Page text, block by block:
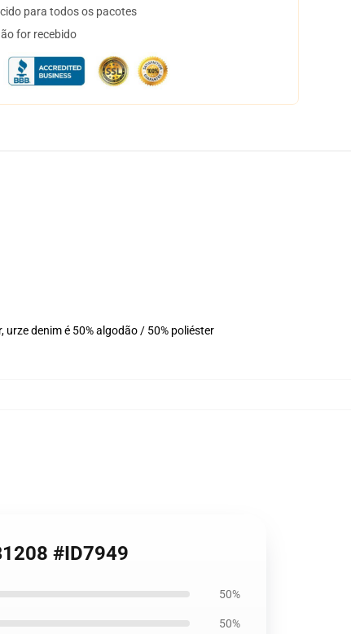
para todos os pacotes
for recebido
denim é 50% algodão / 50% poliéster
#ID7949
50%
50%